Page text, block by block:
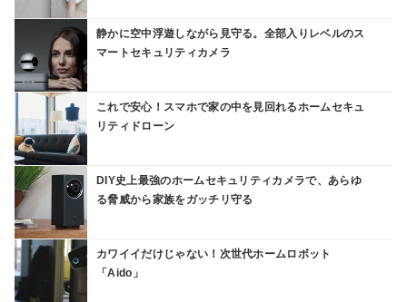
静かに空中浮遊しながら見守る。全部入りレベルのス
マートセキュリティカメラ
これで安心！スマホで家の中を見回れるホームセキュ
リティドローン
DIY史上最強のホームセキュリティカメラで、あらゆ
る脅威から家族をガッチリ守る
カワイイだけじゃない！次世代ホームロボット
「Aido」